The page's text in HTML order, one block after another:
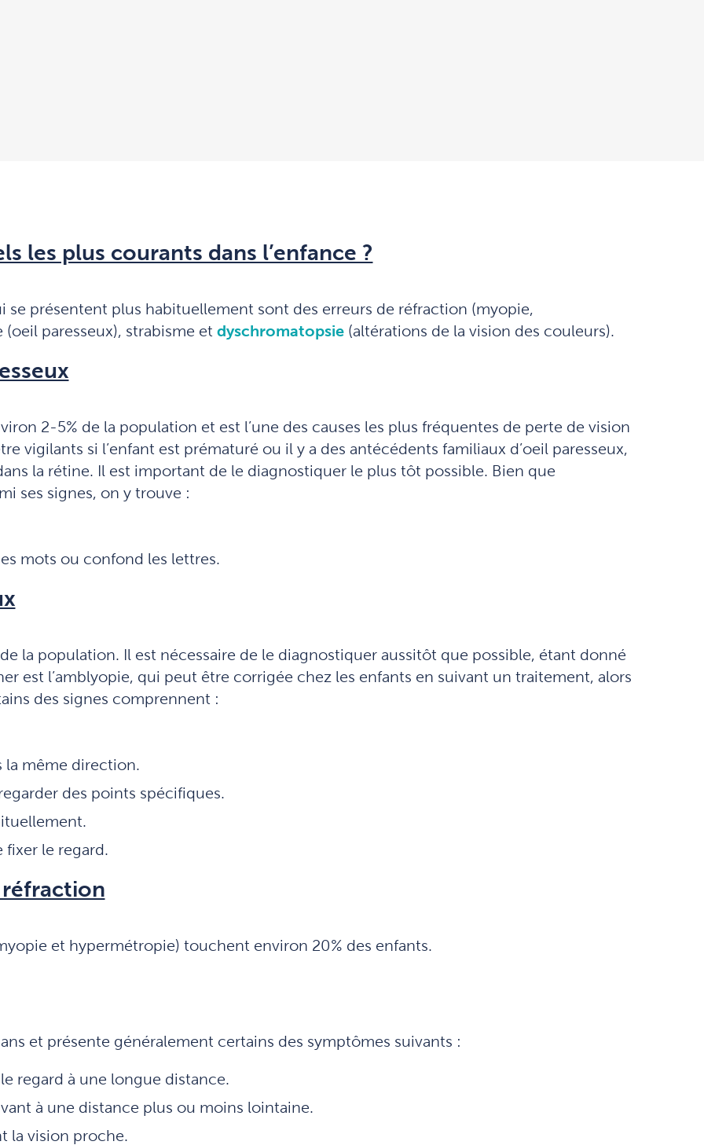
les plus courants dans l’enfance ?
se présentent plus habituellement sont des erreurs de réfraction (myopie,
paresseux), strabisme et dyschromatopsie (altérations de la vision des couleurs).
2-5% de la population et est l’une des causes les plus fréquentes de perte de vision
vigilants si l’enfant est prématuré ou il y a des antécédents familiaux d’oeil paresseux,
la rétine. Il est important de le diagnostiquer le plus tôt possible. Bien que
ses signes, on y trouve :
mots ou confond les lettres.
la population. Il est nécessaire de le diagnostiquer aussitôt que possible, étant donné
est l’amblyopie, qui peut être corrigée chez les enfants en suivant un traitement, alors
des signes comprennent :
la même direction.
des points spécifiques.
fixer le regard.
et hypermétropie) touchent environ 20% des enfants.
et présente généralement certains des symptômes suivants :
regard à une longue distance.
à une distance plus ou moins lointaine.
la vision proche.